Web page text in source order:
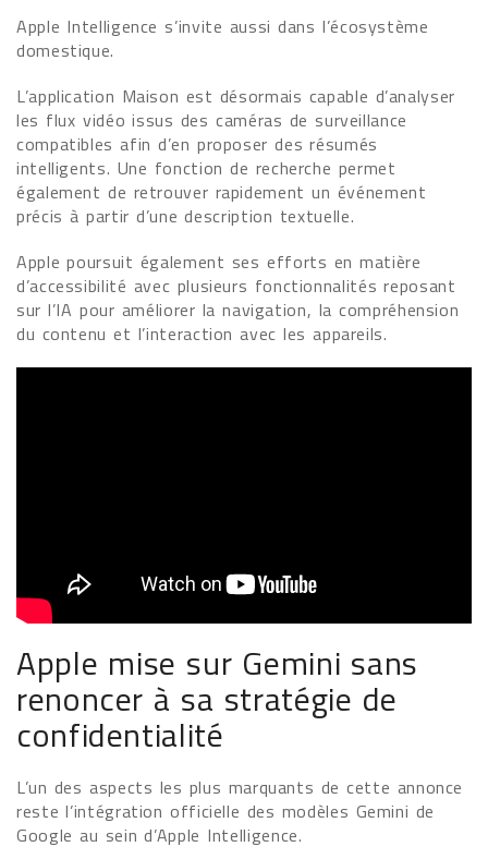
Apple Intelligence s’invite aussi dans l’écosystème
domestique.
L’application Maison est désormais capable d’analyser
les flux vidéo issus des caméras de surveillance
compatibles afin d’en proposer des résumés
intelligents. Une fonction de recherche permet
également de retrouver rapidement un événement
précis à partir d’une description textuelle.
Apple poursuit également ses efforts en matière
d’accessibilité avec plusieurs fonctionnalités reposant
sur l’IA pour améliorer la navigation, la compréhension
du contenu et l’interaction avec les appareils.
Apple mise sur Gemini sans
renoncer à sa stratégie de
confidentialité
L’un des aspects les plus marquants de cette annonce
reste l’intégration officielle des modèles Gemini de
Google au sein d’Apple Intelligence.